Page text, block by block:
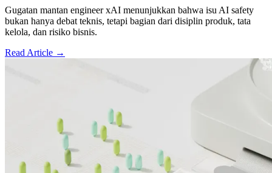
Gugatan mantan engineer xAI menunjukkan bahwa isu AI safety
bukan hanya debat teknis, tetapi bagian dari disiplin produk, tata
kelola, dan risiko bisnis.
Read Article →